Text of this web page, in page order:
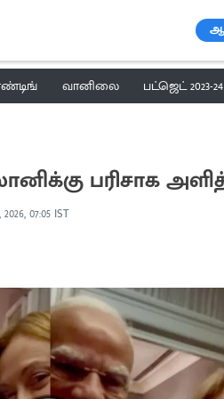
வானிலை பட்ஜெட் 2023-24
பரிசாக
07:05 IST